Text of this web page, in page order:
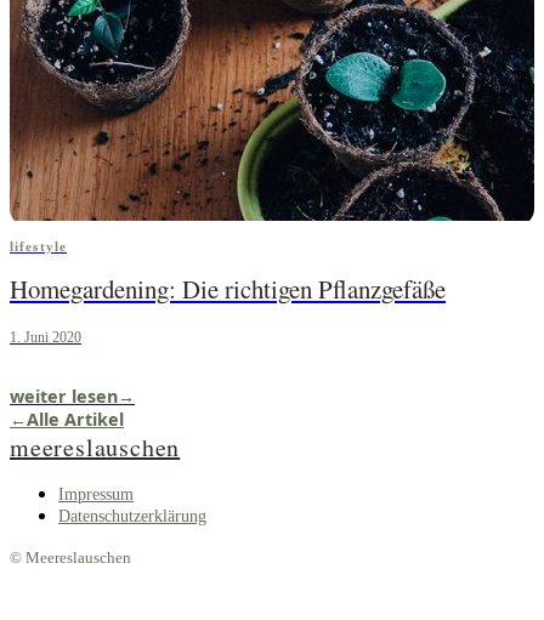
lifestyle
Homegardening: Die richtigen Pflanzgefäße
1. Juni 2020
weiter lesen→
←Alle Artikel
meereslauschen
Impressum
Datenschutzerklärung
© Meereslauschen